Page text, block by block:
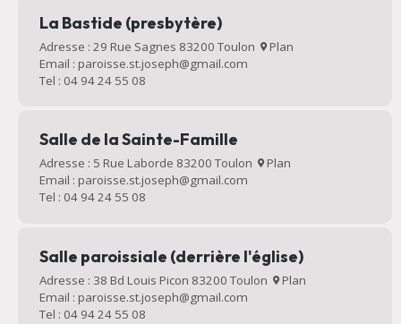
La Bastide (presbytère)
Adresse : 29 Rue Sagnes 83200 Toulon
Plan
Email : paroisse.st.joseph@gmail.com
Tel : 04 94 24 55 08
Salle de la Sainte-Famille
Adresse : 5 Rue Laborde 83200 Toulon
Plan
Email : paroisse.st.joseph@gmail.com
Tel : 04 94 24 55 08
Salle paroissiale (derrière l'église)
Adresse : 38 Bd Louis Picon 83200 Toulon
Plan
Email : paroisse.st.joseph@gmail.com
Tel : 04 94 24 55 08